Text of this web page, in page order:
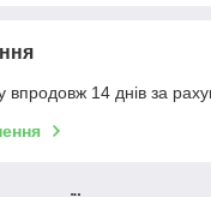
впродовж 14 днів за